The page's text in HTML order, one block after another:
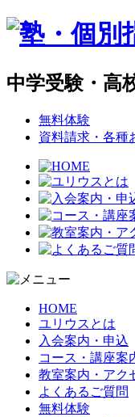
中学受験・高
無料体験
資料請求・各種
HOME
ユリウスとは
入会案内・申込
コース・講座案
教室案内・アク
よくあるご質問
無料体験